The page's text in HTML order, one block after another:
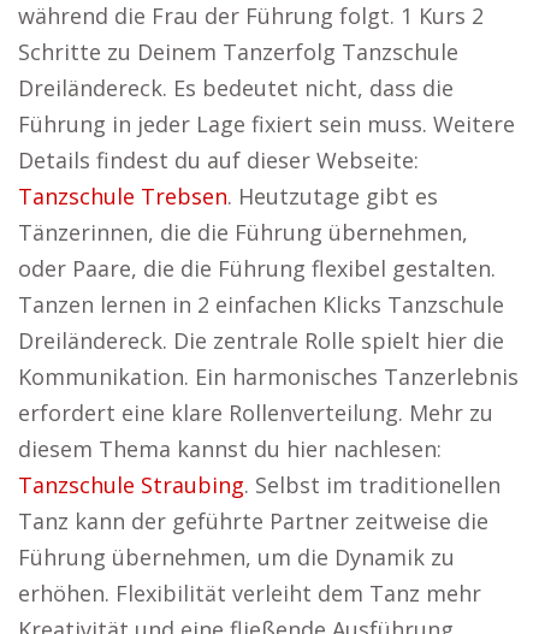
während die Frau der Führung folgt. 1 Kurs 2
Schritte zu Deinem Tanzerfolg Tanzschule
Dreiländereck. Es bedeutet nicht, dass die
Führung in jeder Lage fixiert sein muss. Weitere
Details findest du auf dieser Webseite:
Tanzschule Trebsen. Heutzutage gibt es
Tänzerinnen, die die Führung übernehmen,
oder Paare, die die Führung flexibel gestalten.
Tanzen lernen in 2 einfachen Klicks Tanzschule
Dreiländereck. Die zentrale Rolle spielt hier die
Kommunikation. Ein harmonisches Tanzerlebnis
erfordert eine klare Rollenverteilung. Mehr zu
diesem Thema kannst du hier nachlesen:
Tanzschule Straubing. Selbst im traditionellen
Tanz kann der geführte Partner zeitweise die
Führung übernehmen, um die Dynamik zu
erhöhen. Flexibilität verleiht dem Tanz mehr